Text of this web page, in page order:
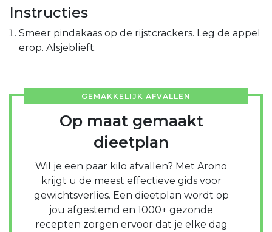
Instructies
Smeer pindakaas op de rijstcrackers. Leg de appel
erop. Alsjeblieft.
GEMAKKELIJK AFVALLEN
Op maat gemaakt
dieetplan
Wil je een paar kilo afvallen? Met Arono
krijgt u de meest effectieve gids voor
gewichtsverlies. Een dieetplan wordt op
jou afgestemd en 1000+ gezonde
recepten zorgen ervoor dat je elke dag